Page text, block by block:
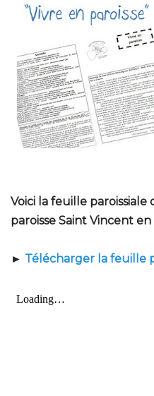
Voici la feuille
paroisse Saint Vincent
► Télécharger la feuille